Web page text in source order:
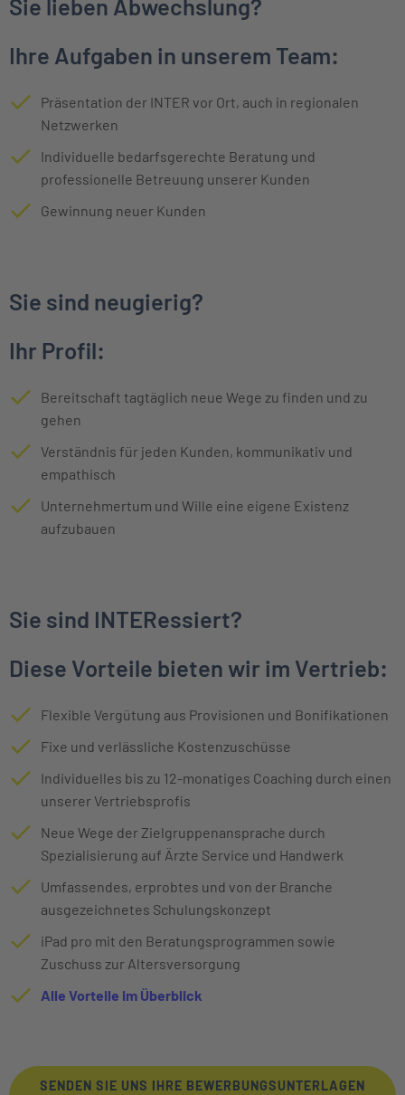
Ihre Aufgaben in unserem Team:
Präsentation der INTER vor Ort, auch in regionalen
Netzwerken
Individuelle bedarfsgerechte Beratung und
professionelle Betreuung unserer Kunden
Gewinnung neuer Kunden
Sie sind neugierig?
Ihr Profil:
Bereitschaft tagtäglich neue Wege zu finden und zu
gehen
Verständnis für jeden Kunden, kommunikativ und
empathisch
Unternehmertum und Wille eine eigene Existenz
aufzubauen
Sie sind INTERessiert?
Diese Vorteile bieten wir im Vertrieb:
Flexible Vergütung aus Provisionen und Bonifikationen
Fixe und verlässliche Kostenzuschüsse
Individuelles bis zu 12-monatiges Coaching durch einen
unserer Vertriebsprofis
Neue Wege der Zielgruppenansprache durch
Spezialisierung auf Ärzte Service und Handwerk
Umfassendes, erprobtes und von der Branche
ausgezeichnetes Schulungskonzept
iPad pro mit den Beratungsprogrammen sowie
Zuschuss zur Altersversorgung
Alle Vorteile im Überblick
SENDEN SIE UNS IHRE BEWERBUNGSUNTERLAGEN